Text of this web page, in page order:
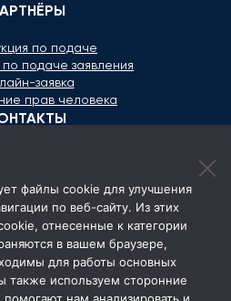
по подаче
по подаче заявления
заявка
прав человека
Ешилор 11/3, Кишинёв
- Пятница: 08:00 - 17:00
СЕТИ
файлы cookie для улучшения
по веб-сайту. Из этих
отнесенные к категории
в вашем браузере,
для работы основных
также используем сторонние